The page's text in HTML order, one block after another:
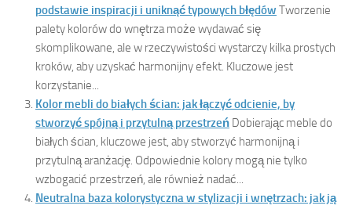
podstawie inspiracji i uniknąć typowych błędów Tworzenie
palety kolorów do wnętrza może wydawać się
skomplikowane, ale w rzeczywistości wystarczy kilka prostych
kroków, aby uzyskać harmonijny efekt. Kluczowe jest
korzystanie...
Kolor mebli do białych ścian: jak łączyć odcienie, by
stworzyć spójną i przytulną przestrzeń Dobierając meble do
białych ścian, kluczowe jest, aby stworzyć harmonijną i
przytulną aranżację. Odpowiednie kolory mogą nie tylko
wzbogacić przestrzeń, ale również nadać...
Neutralna baza kolorystyczna w stylizacji i wnętrzach: jak ją